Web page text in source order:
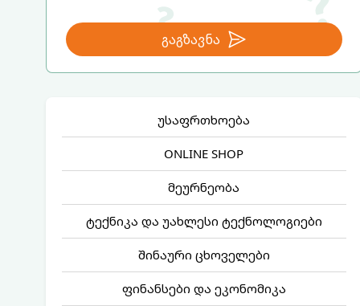
გაგზავნა
უსაფრთხოება
ONLINE SHOP
მეურნეობა
ტექნიკა და უახლესი ტექნოლოგიები
შინაური ცხოველები
ფინანსები და ეკონომიკა